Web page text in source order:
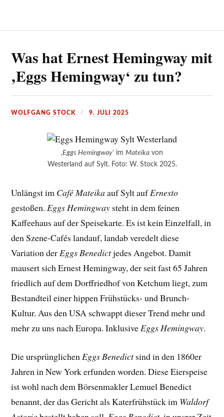
Was hat Ernest Hemingway mit
‚Eggs Hemingway‘ zu tun?
WOLFGANG STOCK 9. JULI 2025
‚Eggs Hemingway‘ im Mateika von
Westerland auf Sylt. Foto: W. Stock 2025.
Unlängst im Café Mateikaauf Sylt aufErnesto
gestoßen.Eggs Hemingway steht in dem feinen
Kaffeehaus auf der Speisekarte. Es ist kein Einzelfall, in
den Szene-Cafés landauf, landab veredelt diese
Variation derEggs Benedictjedes Angebot. Damit
mausert sich Ernest Hemingway, der seit fast 65 Jahren
friedlich auf dem Dorffriedhof von Ketchum liegt, zum
Bestandteil einer hippen Frühstücks- und Brunch-
Kultur. Aus den USA schwappt dieser Trend mehr und
mehr zu uns nach Europa. InklusiveEggs Hemingway.
Die ursprünglichenEggs Benedictsind in den 1860er
Jahren in New York erfunden worden. Diese Eierspeise
ist wohl nach dem Börsenmakler Lemuel Benedict
benannt, der das Gericht als Katerfrühstück im Waldorf